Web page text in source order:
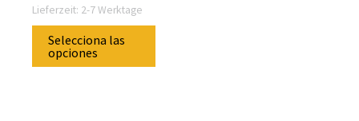
Lieferzeit: 2-7 Werktage
Selecciona las
opciones
Este